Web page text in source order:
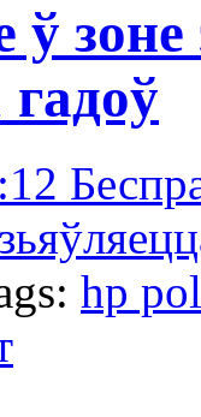
зоне
hp